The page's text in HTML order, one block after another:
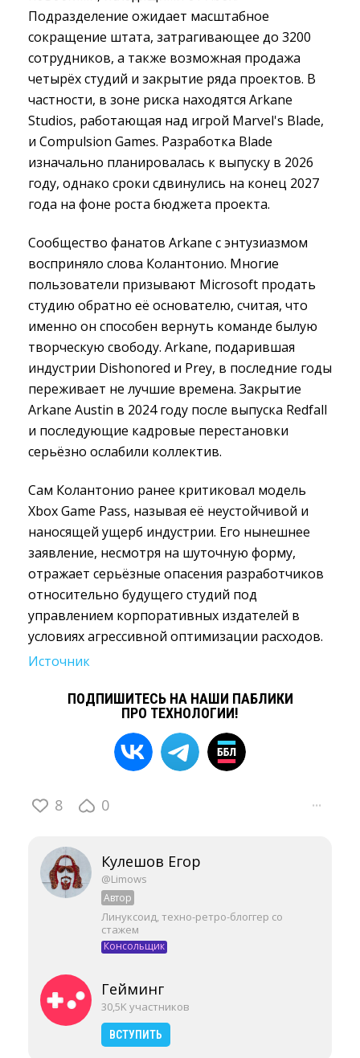
Подразделение ожидает масштабное
сокращение штата, затрагивающее до 3200
сотрудников, а также возможная продажа
четырёх студий и закрытие ряда проектов. В
частности, в зоне риска находятся Arkane
Studios, работающая над игрой Marvel's Blade,
и Compulsion Games. Разработка Blade
изначально планировалась к выпуску в 2026
году, однако сроки сдвинулись на конец 2027
года на фоне роста бюджета проекта.
Сообщество фанатов Arkane с энтузиазмом
восприняло слова Колантонио. Многие
пользователи призывают Microsoft продать
студию обратно её основателю, считая, что
именно он способен вернуть команде былую
творческую свободу. Arkane, подарившая
индустрии Dishonored и Prey, в последние годы
переживает не лучшие времена. Закрытие
Arkane Austin в 2024 году после выпуска Redfall
и последующие кадровые перестановки
серьёзно ослабили коллектив.
Сам Колантонио ранее критиковал модель
Xbox Game Pass, называя её неустойчивой и
наносящей ущерб индустрии. Его нынешнее
заявление, несмотря на шуточную форму,
отражает серьёзные опасения разработчиков
относительно будущего студий под
управлением корпоративных издателей в
условиях агрессивной оптимизации расходов.
Источник
ПОДПИШИТЕСЬ НА НАШИ ПАБЛИКИ
ПРО ТЕХНОЛОГИИ!
8 0 ···
Кулешов Егор
@Limows
Автор
Линуксоид, техно-ретро-блоггер со
стажем
Консольщик
Гейминг
30,5K участников
ВСТУПИТЬ